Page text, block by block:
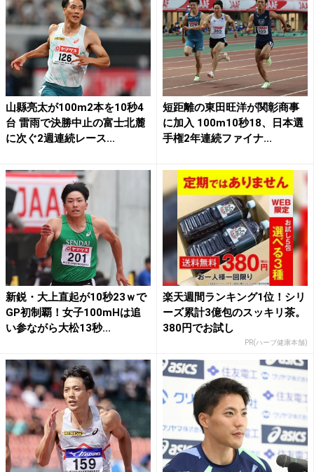
山縣亮太が100m2本を10秒4
台 雷雨で決勝中止の富士北麓
に次ぐ2週連続レース...
短距離の東田旺洋が関彰商事
に加入 100m10秒18、日本選
手権2年連続ファイナ...
新鋭・大上直起が10秒23ｗで
GP初制覇！女子100mHは追
い参ながら大松13秒...
楽天週間ランキング1位！シリ
ーズ累計3億包のスッキリ茶。
380円でお試し
PR(ハーブ健康本舗)